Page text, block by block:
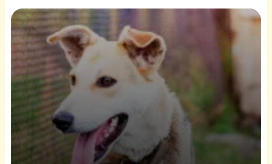
clinique vétérinaire ?
4 octobre 2025